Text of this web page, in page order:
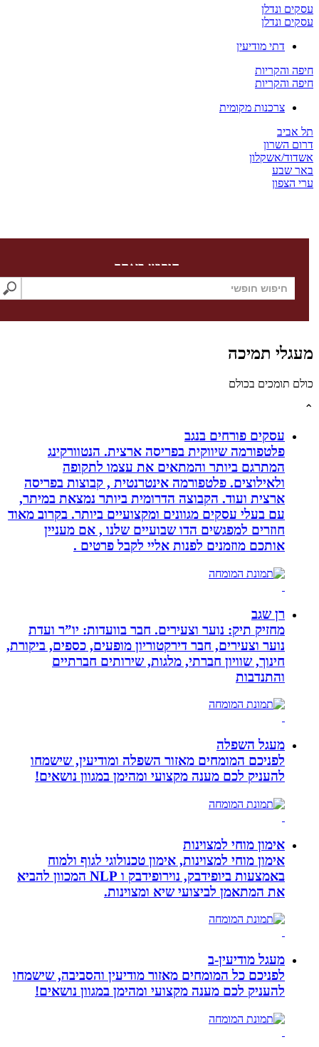
ונדלן
ונדלן
דתי מודיעין
צרכנות מקומית
אשקלון
חיפוש באתר
תמיכה
בכולם
עסקים פורחים בנגב
פלטפורמה שיווקית בפריסה ארצית. הנטוורקינג
המתרגם ביותר והמתאים את עצמו לתקופה
ולאילוצים. פלטפורמה אינטרנטית , קבוצות בפריסה
ארצית ועוד. הקבוצה הדרומית ביותר נמצאת במיתר,
עם בעלי עסקים מגוונים ומקצועיים ביותר. בקרוב מאוד
חוזרים למפגשים הדו שבועיים שלנו , אם מעניין
אותכם מוזמנים לפנות אליי לקבל פרטים .
רן שגב
מחזיק תיק: נוער וצעירים. חבר בוועדות: יו”ר ועדת
נוער וצעירים, חבר דירקטוריון מופעים, כספים, ביקורת,
חינוך, שוויון חברתי, מלגות, שירותים חברתיים
והתנדבות
מעגל השפלה
לפניכם המומחים מאזור השפלה ומודיעין, שישמחו
להעניק לכם מענה מקצועי ומהימן במגוון נושאים!
אימון מוחי למצוינות
אימון מוחי למצוינות, אימון טכנולוגי לגוף ולמוח
באמצעות ביופידבק, נוירופידבק ו NLP המכוון להביא
את המתאמן לביצועי שיא ומצוינות.
מעגל מודיעין-ב
לפניכם כל המומחים מאזור מודיעין והסביבה, שישמחו
להעניק לכם מענה מקצועי ומהימן במגוון נושאים!